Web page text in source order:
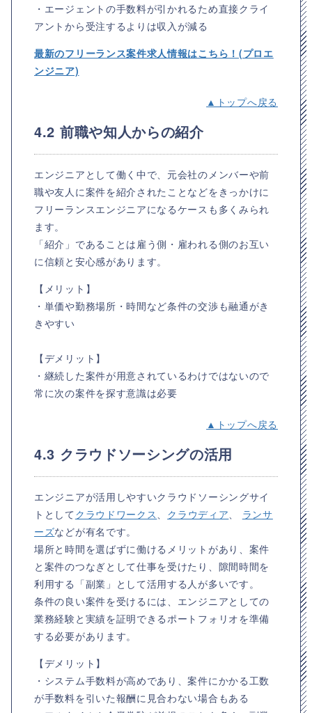
・エージェントの手数料が引かれるため直接クライ
アントから受注するよりは収入が減る
最新のフリーランス案件求人情報はこちら！(プロエ
ンジニア)
▲トップへ戻る
4.2 前職や知人からの紹介
エンジニアとして働く中で、元会社のメンバーや前
職や友人に案件を紹介されたことなどをきっかけに
フリーランスエンジニアになるケースも多くみられ
ます。
「紹介」であることは雇う側・雇われる側のお互い
に信頼と安心感があります。
【メリット】
・単価や勤務場所・時間など条件の交渉も融通がき
きやすい
【デメリット】
・継続した案件が用意されているわけではないので
常に次の案件を探す意識は必要
▲トップへ戻る
4.3 クラウドソーシングの活用
エンジニアが活用しやすいクラウドソーシングサイ
トとしてクラウドワークス クラウディア
ランサ
ーズなどが有名です。
場所と時間を選ばずに働けるメリットがあり、案件
と案件のつなぎとして仕事を受けたり、隙間時間を
利用する「副業」として活用する人が多いです。
条件の良い案件を受けるには、エンジニアとしての
業務経験と実績を証明できるポートフォリオを準備
する必要があります。
【デメリット】
・システム手数料が高めであり、案件にかかる工数
が手数料を引いた報酬に見合わない場合もある